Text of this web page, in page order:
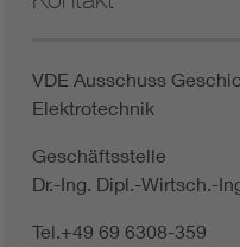
VDE Ausschuss
Elektrotechnik
Geschäftsstelle
Dr.-Ing. Dipl.-Wirtsch.-
Tel.+49 69 6308-359